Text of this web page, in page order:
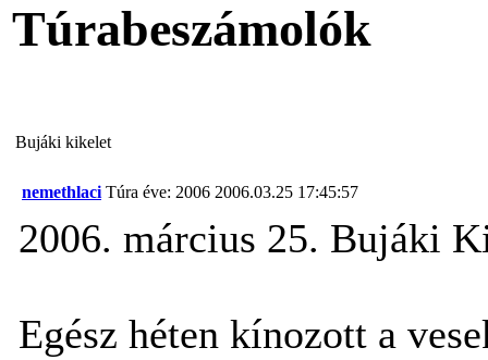
Túrabeszámolók
Bujáki kikelet
nemethlaci Túra éve: 2006 2006.03.25 17:45:57
2006. március 25. Bujáki
Egész héten kínozott a